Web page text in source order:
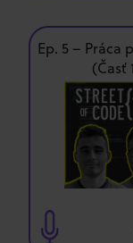
Ep. 5 – Práca
(Časť